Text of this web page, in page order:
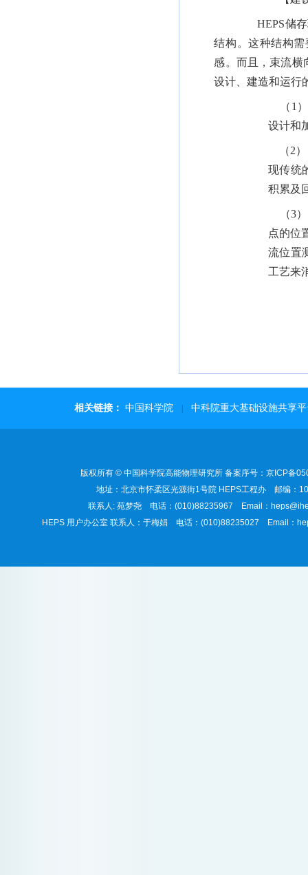
HEPS储
结构。这种结构
感。而且，束流横
设计、建造和运行
（1）
设计和
（2）
现传统
积累及
（3）
点的位
流位置
工艺来
相关链接： 中国科学院 中科院重大基础设施共享
版权所有 © 中国科学院高能物理研究所 备案序号：京ICP备
地址：北京市怀柔区光源街1号院 HEPS工程办 邮编：
联系人: 苑梦尧 电话：(010)88235967 Email：
HEPS 用户办公室 联系人：于梅娟 电话：(010)88235027 Email：